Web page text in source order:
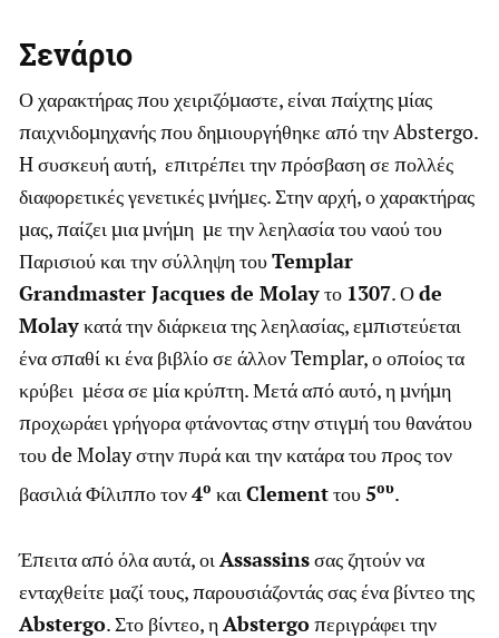
Σενάριο
Ο χαρακτήρας που χειριζόμαστε, είναι παίχτης μίας
παιχνιδομηχανής που δημιουργήθηκε από την Abstergo.
H συσκευή αυτή, επιτρέπει την πρόσβαση σε πολλές
διαφορετικές γενετικές μνήμες. Στην αρχή, ο χαρακτήρας
μας, παίζει μια μνήμη με την λεηλασία του ναού του
Παρισιού και την σύλληψη τουTemplar
Grandmaster Jacques de Molayτο 1307. Οde
Molayκατά την διάρκεια της λεηλασίας, εμπιστεύεται
ένα σπαθί κι ένα βιβλίο σε άλλον Templar, ο οποίος τα
κρύβει μέσα σε μία κρύπτη. Μετά από αυτό, η μνήμη
προχωράει γρήγορα φτάνοντας στην στιγμή του θανάτου
του de Molay στην πυρά και την κατάρα του προς τον
βασιλιά Φίλιππο τον4ο καιClementτου5ου.
Έπειτα από όλα αυτά, οιAssassinsσας ζητούν να
ενταχθείτε μαζί τους, παρουσιάζοντάς σας ένα βίντεο της
Abstergo. Στο βίντεο, ηAbstergoπεριγράφει την